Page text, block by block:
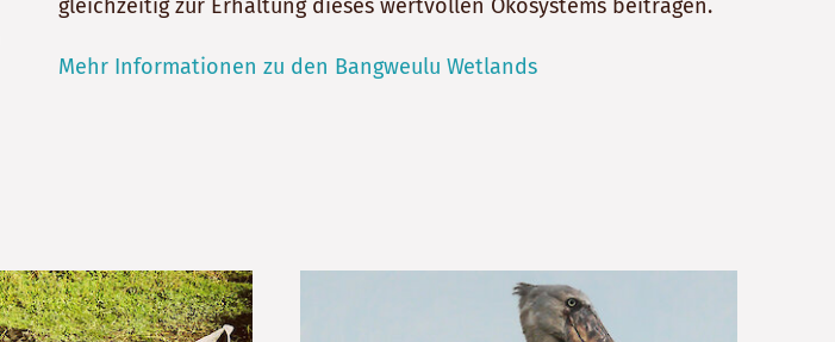
gleichzeitig zur Erhaltung dieses wertvollen Ökosystems beitragen.
Mehr Informationen zu den Bangweulu Wetlands